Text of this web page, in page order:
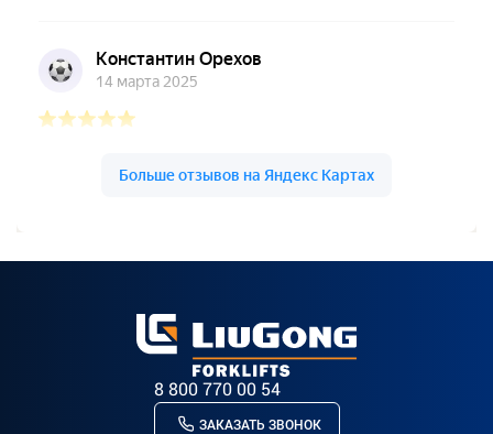
8 800 770 00 54
ЗАКАЗАТЬ ЗВОНОК